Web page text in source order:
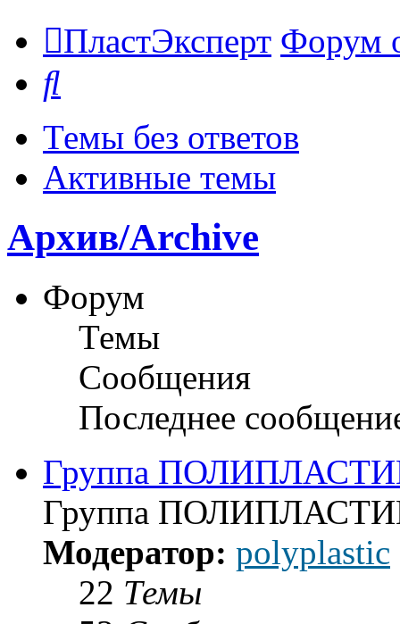
ПластЭксперт Форум
Темы без ответов
Активные темы
Архив/Archive
Форум
Темы
Сообщения
Последнее
Группа
Группа
Модератор: polyplastic
22 Темы